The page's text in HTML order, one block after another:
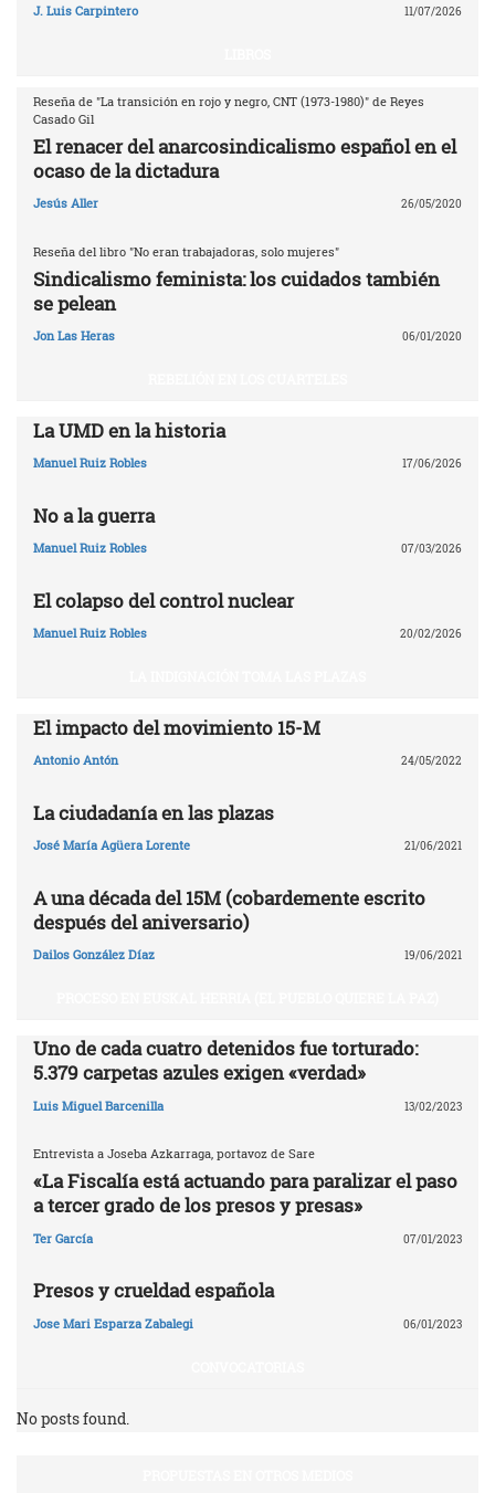
J. Luis Carpintero 11/07/2026
Reseña de "La transición en rojo y negro, CNT (1973-1980)" de Reyes
Casado Gil
El renacer del anarcosindicalismo español en el
ocaso de la dictadura
Jesús Aller 26/05/2020
Reseña del libro "No eran trabajadoras, solo mujeres"
Sindicalismo feminista: los cuidados también
se pelean
Jon Las Heras 06/01/2020
La UMD en la historia
Manuel Ruiz Robles 17/06/2026
No a la guerra
Manuel Ruiz Robles 07/03/2026
El colapso del control nuclear
Manuel Ruiz Robles 20/02/2026
El impacto del movimiento 15-M
Antonio Antón 24/05/2022
La ciudadanía en las plazas
José María Agüera Lorente 21/06/2021
A una década del 15M (cobardemente escrito
después del aniversario)
Dailos González Díaz 19/06/2021
Uno de cada cuatro detenidos fue torturado:
5.379 carpetas azules exigen «verdad»
Luis Miguel Barcenilla 13/02/2023
Entrevista a Joseba Azkarraga, portavoz de Sare
«La Fiscalía está actuando para paralizar el paso
a tercer grado de los presos y presas»
Ter García 07/01/2023
Presos y crueldad española
Jose Mari Esparza Zabalegi 06/01/2023
No posts found.